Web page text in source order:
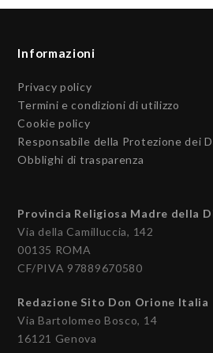
Informazioni
Privacy policy
Termini e condizioni di utilizzo
Cookie policy
Responsabile della Protezione dei
Obblighi di trasparenza
Provincia Religiosa Madre della
Via della Camilluccia, 142
00135 ROMA
CF/PIVA 97889670580
Redazione Sito Don Orione Italia
Via Bartolomeo Bosco, 14
16121 Genova